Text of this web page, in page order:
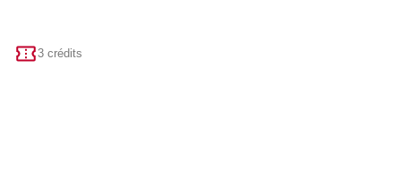
3 crédits